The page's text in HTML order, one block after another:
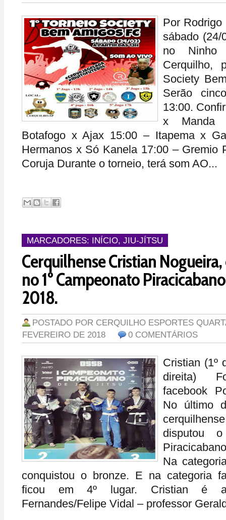
Por Rodrigo
sábado
no
Cerquilho,
Society
Serão
13:00.
x Manda
Botafogo x Ajax 15:00 – Itapema x
Hermanos x Só Kanela 17:00 – Gremio
Coruja Durante o torneio, terá som AO...
MARCADORES: INÍCIO, JIU-JÍTSU
Cerquilhense Cristian
no 1º Campeonato
2018.
POSTADO POR CERQUILHO ESPORTES
FEVEREIRO DE 2018
0 COMENTÁRIOS
Cristian (1º
direita)
facebook
No último
disputou
Na
conquistou o bronze. E na categoria
ficou em 4º lugar. Cristian é
Fernandes/Felipe Vidal – professor